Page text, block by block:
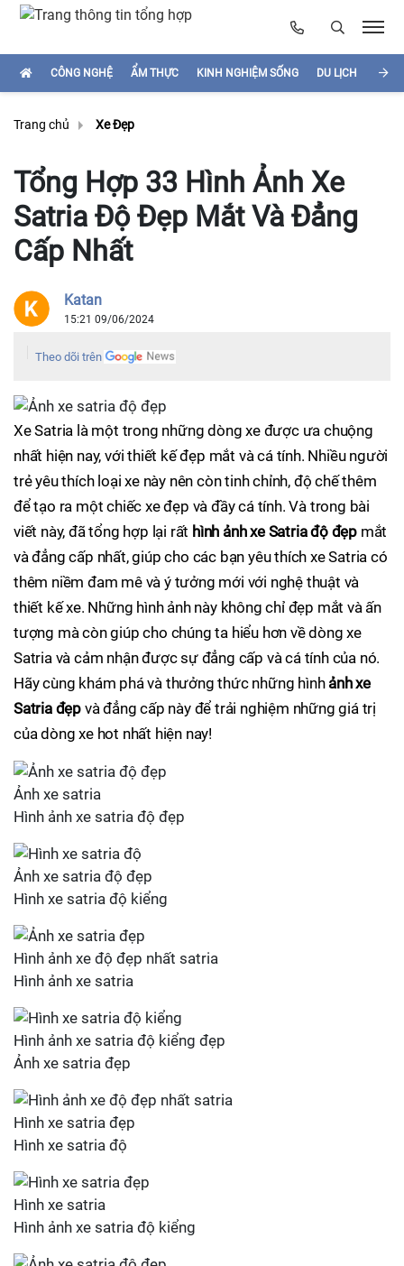
CÔNG NGHỆ ẨM THỰC KINH NGHIỆM SỐNG DU LỊCH
Trang chủ Xe Đẹp
Tổng Hợp 33 Hình Ảnh Xe
Satria Độ Đẹp Mắt Và Đẳng
Cấp Nhất
Katan
15:21 09/06/2024
Theo dõi trên
Xe Satria là một trong những dòng xe được ưa chuộng
nhất hiện nay, với thiết kế đẹp mắt và cá tính. Nhiều người
trẻ yêu thích loại xe này nên còn tinh chỉnh, độ chế thêm
để tạo ra một chiếc xe đẹp và đầy cá tính. Và trong bài
viết này, đã tổng hợp lại rất hình ảnh xe Satria độ đẹp mắt
và đẳng cấp nhất, giúp cho các bạn yêu thích xe Satria có
thêm niềm đam mê và ý tưởng mới với nghệ thuật và
thiết kế xe. Những hình ảnh này không chỉ đẹp mắt và ấn
tượng mà còn giúp cho chúng ta hiểu hơn về dòng xe
Satria và cảm nhận được sự đẳng cấp và cá tính của nó.
Hãy cùng khám phá và thưởng thức những hình ảnh xe
Satria đẹp và đẳng cấp này để trải nghiệm những giá trị
của dòng xe hot nhất hiện nay!
Ảnh xe satria
Hình ảnh xe satria độ đẹp
Ảnh xe satria độ đẹp
Hình xe satria độ kiểng
Hình ảnh xe độ đẹp nhất satria
Hình ảnh xe satria
Hình ảnh xe satria độ kiểng đẹp
Ảnh xe satria đẹp
Hình xe satria đẹp
Hình xe satria độ
Hình xe satria
Hình ảnh xe satria độ kiểng